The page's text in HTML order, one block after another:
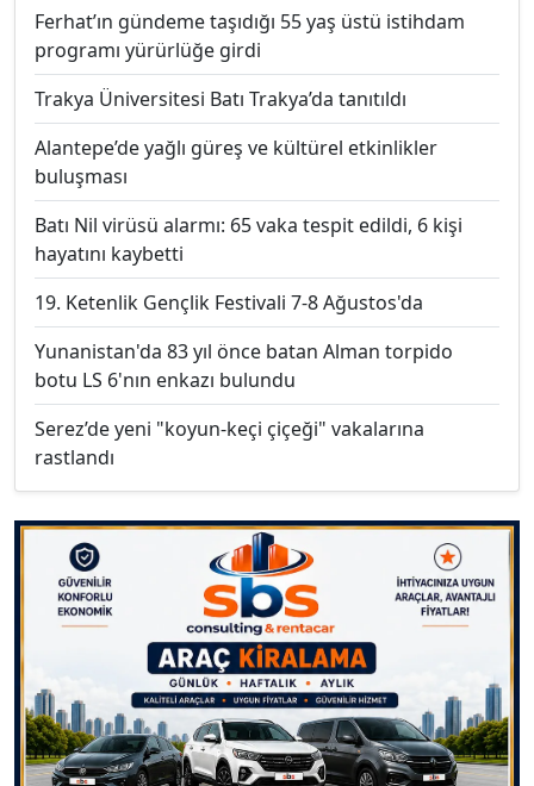
Ferhat’ın gündeme taşıdığı 55 yaş üstü istihdam
programı yürürlüğe girdi
Trakya Üniversitesi Batı Trakya’da tanıtıldı
Alantepe’de yağlı güreş ve kültürel etkinlikler
buluşması
Batı Nil virüsü alarmı: 65 vaka tespit edildi, 6 kişi
hayatını kaybetti
19. Ketenlik Gençlik Festivali 7-8 Ağustos'da
Yunanistan'da 83 yıl önce batan Alman torpido
botu LS 6'nın enkazı bulundu
Serez’de yeni "koyun-keçi çiçeği" vakalarına
rastlandı